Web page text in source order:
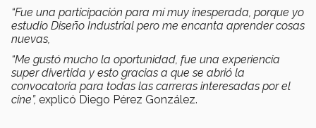
“Fue una participación para mí muy inesperada, porque yo
estudio Diseño Industrial pero me encanta aprender cosas
nuevas,
“Me gustó mucho la oportunidad, fue una experiencia
super divertida y esto gracias a que se abrió la
convocatoria para todas las carreras interesadas por el
cine”, explicó Diego Pérez González.